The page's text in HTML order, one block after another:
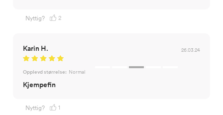
Nyttig? 2
Karin H. 26.03.24
Opplevd størrelse: Normal
Kjempefin
Nyttig? 1